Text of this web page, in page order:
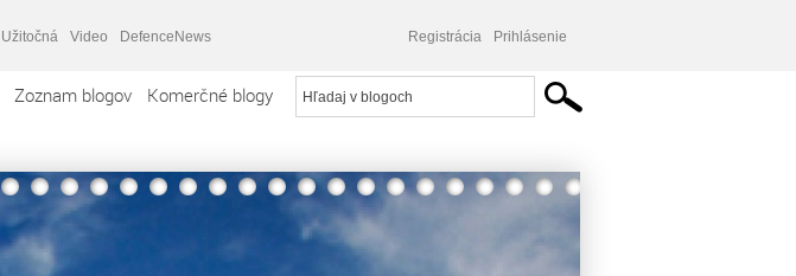
Užitočná Video DefenceNews Registrácia Prihlásenie
Zoznam blogov Komerčné blogy